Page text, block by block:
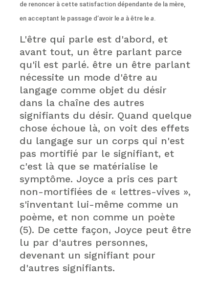
de renoncer à cette satisfaction dépendante de la mère,
en acceptant le passage d’avoir lea à être lea.
L'être qui parle est d'abord, et
avant tout, un être parlant parce
qu'il est parlé. être un être parlant
nécessite un mode d'être au
langage comme objet du désir
dans la chaîne des autres
signifiants du désir. Quand quelque
chose échoue là, on voit des effets
du langage sur un corps qui n'est
pas mortifié par le signifiant, et
c'est là que se matérialise le
symptôme. Joyce a pris ces part
non-mortifiées de « lettres-vives »,
s'inventant lui-même comme un
poème, et non comme un poète
(5). De cette façon, Joyce peut être
lu par d'autres personnes,
devenant un signifiant pour
d'autres signifiants.